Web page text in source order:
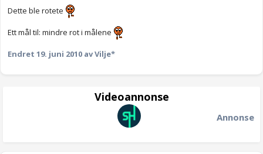
Dette ble rotete
Ett mål til: mindre rot i målene
Endret 19. juni 2010 av Vilje*
Videoannonse
Annonse